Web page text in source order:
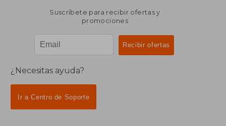
Suscríbete para recibir ofertas y
promociones
¿Necesitas ayuda?
Ir a Centro de Soporte